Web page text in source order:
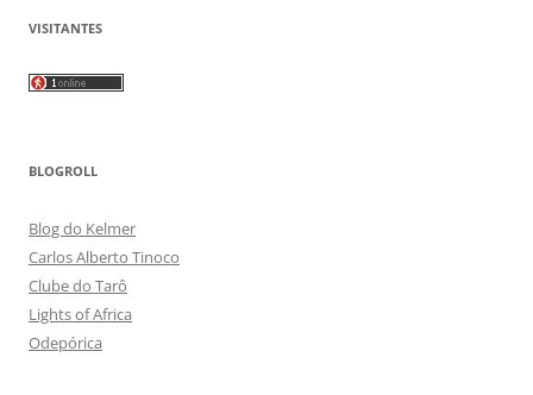
VISITANTES
BLOGROLL
Blog do Kelmer
Carlos Alberto Tinoco
Clube do Tarô
Lights of Africa
Odepórica